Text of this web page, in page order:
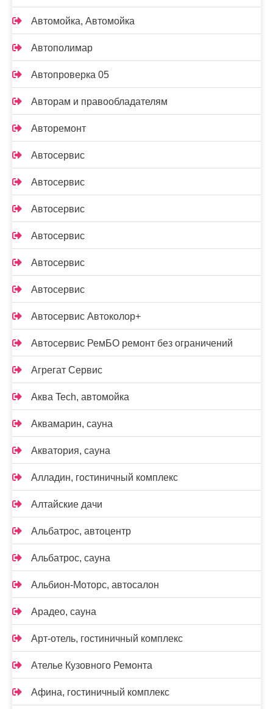
Автомойка, Автомойка
Автополимар
Автопроверка 05
Авторам и правообладателям
Авторемонт
Автосервис
Автосервис
Автосервис
Автосервис
Автосервис
Автосервис
Автосервис Автоколор+
Автосервис РемБО ремонт без ограничений
Агрегат Сервис
Аква Tech, автомойка
Аквамарин, сауна
Акватория, сауна
Алладин, гостиничный комплекс
Алтайские дачи
Альбатрос, автоцентр
Альбатрос, сауна
Альбион-Моторс, автосалон
Арадео, сауна
Арт-отель, гостиничный комплекс
Ателье Кузовного Ремонта
Афина, гостиничный комплекс